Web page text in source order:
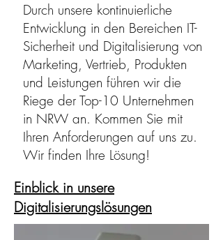
Durch unsere kontinuierliche
Entwicklung in den Bereichen IT-
Sicherheit und Digitalisierung von
Marketing, Vertrieb, Produkten
und Leistungen führen wir die
Riege der Top-10 Unternehmen
in NRW an. Kommen Sie mit
Ihren Anforderungen auf uns zu.
Wir finden Ihre Lösung!
Einblick in unsere
Digitalisierungslösungen